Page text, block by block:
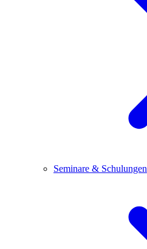
Seminare & Schulungen